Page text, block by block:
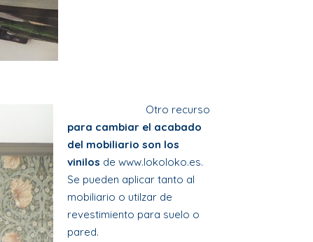
Otro recurso
para cambiar el acabado
del mobiliario son los
vinilos de www.lokoloko.es.
Se pueden aplicar tanto al
mobiliario o utilzar de
revestimiento para suelo o
pared.